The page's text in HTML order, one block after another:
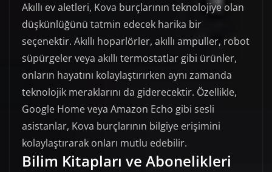
Akıllı ev aletleri, Kova burçlarının teknolojiye olan
düşkünlüğünü tatmin edecek harika bir
seçenektir. Akıllı hoparlörler, akıllı ampuller, robot
süpürgeler veya akıllı termostatlar gibi ürünler,
onların hayatını kolaylaştırırken aynı zamanda
teknolojik meraklarını da giderecektir. Özellikle,
Google Home veya Amazon Echo gibi sesli
asistanlar, Kova burçlarının bilgiye erişimini
kolaylaştırarak onları mutlu edebilir.
Bilim Kitapları ve Abonelikleri